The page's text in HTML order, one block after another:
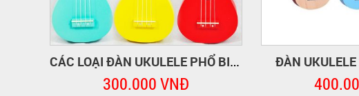
CÁC LOẠI ĐÀN UKULELE PHỔ BIẾN
300.000 VNĐ
ĐÀN